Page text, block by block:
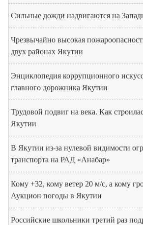
Сильные дожди надвигаются на
Чрезвычайно высокая
двух районах Якутии
Энциклопедия коррупционного
главного дорожника Якутии
Трудовой подвиг на века. Как
Якутии
В Якутии из-за нулевой видимости
транспорта на РАД «Анабар»
Кому +32, кому ветер 20 м/с, а кому
Аукцион погоды в Якутии
Российские школьники третий раз